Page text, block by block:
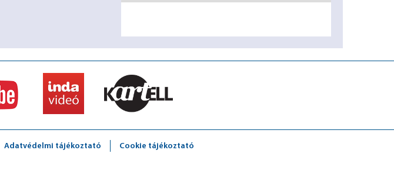
Adatvédelmi tájékoztató Cookie tájékoztató